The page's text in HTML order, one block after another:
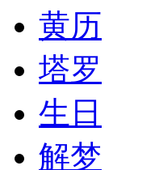
黄历
塔罗
生日
解梦